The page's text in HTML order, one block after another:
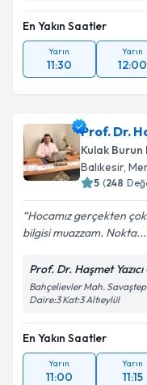
En Yakın Saatler
Yarın
11:30
Yarın
12:00
Prof. Dr.
Kulak Burun
Balıkesir,
5 (248
Hocamız gerçekten
bilgisi muazzam. Nokta...
Prof. Dr. Haşmet
Bahçelievler Mah.
Daire:3 Kat:3 Altıeylül
En Yakın Saatler
Yarın
11:00
Yarın
11:15